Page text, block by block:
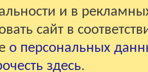
и в
сайт в
о персональных
здесь.